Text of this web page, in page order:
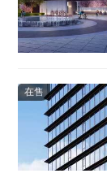
在售